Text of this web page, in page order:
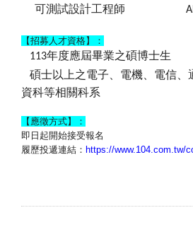
可測試設計工程師
【招募人才資格】：
113年度應屆畢業之碩博士生
碩士以上之電子、電機、電信、
資科等相關科系
【應徵方式】：
即日起開始接受報名
履歷投遞連結： https://www.104.com.tw/